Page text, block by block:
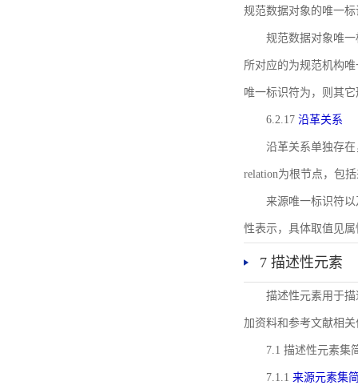
规范数据对象的唯一
规范数据对象唯一
所对应的为规范机构
唯一标识符为，则其
6.2.17 沿革关系
沿革关系单独存
relation为根节点，包
来源唯一标识符以
性表示，具体取值见属
7 描述性元素
描述性元素用于
加资料和参考文献相
7.1 描述性元素集
7.1.1 来源元素集